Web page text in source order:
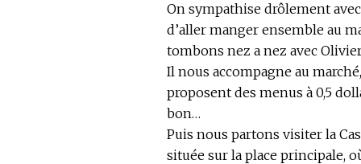
On sympathise drôlement
d’aller manger ensemble au
tombons nez a nez avec
Il nous accompagne au
proposent des menus à 0,5
bon…
Puis nous partons visiter la
située sur la place principale,